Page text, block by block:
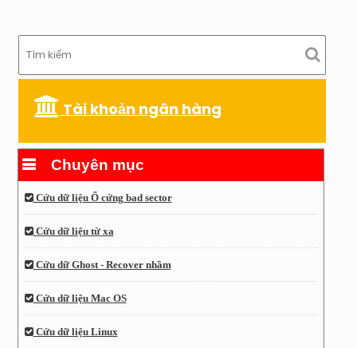
Tài khoản ngân hàng
Chuyên mục
Cứu dữ liệu Ổ cứng bad sector
Cứu dữ liệu từ xa
Cứu dữ Ghost - Recover nhầm
Cứu dữ liệu Mac OS
Cứu dữ liệu Linux